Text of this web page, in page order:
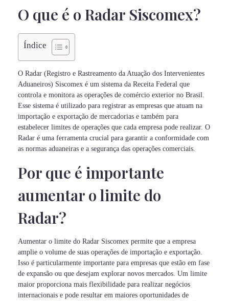
O que é o Radar Siscomex?
Índice
O Radar (Registro e Rastreamento da Atuação dos Intervenientes
Aduaneiros) Siscomex é um sistema da Receita Federal que
controla e monitora as operações de comércio exterior no Brasil.
Esse sistema é utilizado para registrar as empresas que atuam na
importação e exportação de mercadorias e também para
estabelecer limites de operações que cada empresa pode realizar. O
Radar é uma ferramenta crucial para garantir a conformidade com
as normas aduaneiras e a segurança das operações comerciais.
Por que é importante
aumentar o limite do
Radar?
Aumentar o limite do Radar Siscomex permite que a empresa
amplie o volume de suas operações de importação e exportação.
Isso é particularmente importante para empresas que estão em fase
de expansão ou que desejam explorar novos mercados. Um limite
maior proporciona mais flexibilidade para realizar negócios
internacionais e pode resultar em maiores oportunidades de